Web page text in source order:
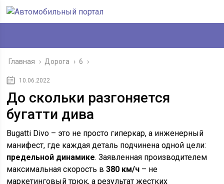
Главная › Дорога › 6 ›
10.06.2022
До скольки разгоняется
бугатти дива
Bugatti Divo – это не просто гиперкар, а инженерный
манифест, где каждая деталь подчинена одной цели:
предельной динамике. Заявленная производителем
максимальная скорость в380 км/ч – не
маркетинговый трюк, а результат жестких